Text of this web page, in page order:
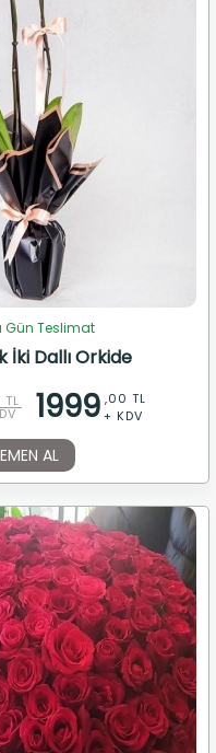
Gün Teslimat
İki Dallı Orkide
1999 ,00 TL
+ KDV
AL